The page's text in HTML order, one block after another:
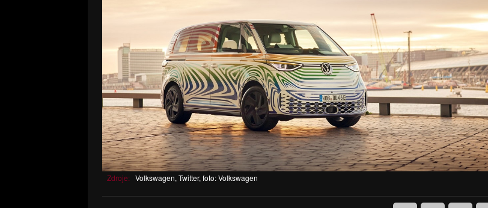
Zdroje: Volkswagen, Twitter, foto: Volkswagen